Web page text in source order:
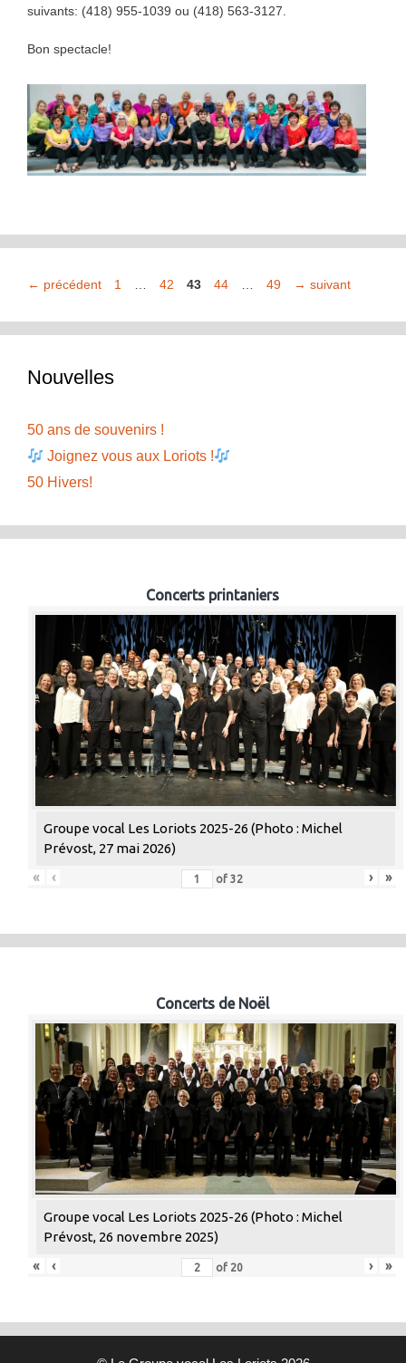
suivants: (418) 955-1039 ou (418) 563-3127.
Bon spectacle!
← précédent Page
1 Page
42 Page
43 Page
44 Page
49 → suivant
Nouvelles
50 ans de souvenirs !
Joignez vous aux Loriots !
50 Hivers!
Concerts printaniers
Groupe vocal Les Loriots 2025-26 (Photo : Michel
Prévost, 27 mai 2026)
«
‹ of 32 › »
Concerts de Noël
Groupe vocal Les Loriots 2025-26 (Photo : Michel
Prévost, 26 novembre 2025)
«
‹ of 20 › »